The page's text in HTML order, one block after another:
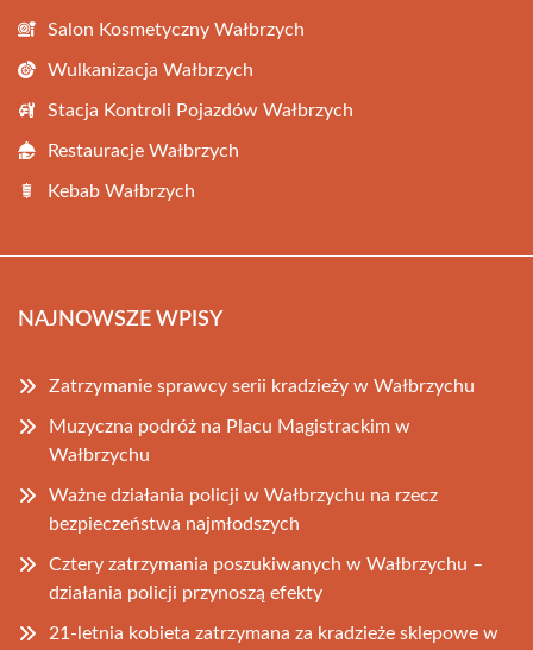
Salon Kosmetyczny Wałbrzych
Wulkanizacja Wałbrzych
Stacja Kontroli Pojazdów Wałbrzych
Restauracje Wałbrzych
Kebab Wałbrzych
NAJNOWSZE WPISY
Zatrzymanie sprawcy serii kradzieży w Wałbrzychu
Muzyczna podróż na Placu Magistrackim w
Wałbrzychu
Ważne działania policji w Wałbrzychu na rzecz
bezpieczeństwa najmłodszych
Cztery zatrzymania poszukiwanych w Wałbrzychu –
działania policji przynoszą efekty
21-letnia kobieta zatrzymana za kradzieże sklepowe w